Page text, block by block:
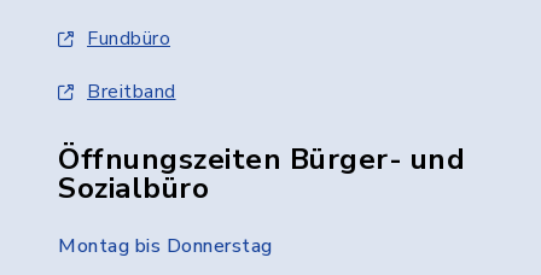
Fundbüro
Breitband
Öffnungszeiten Bürger- und
Sozialbüro
Montag bis Donnerstag